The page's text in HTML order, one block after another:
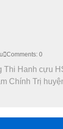
Comments: 0
Hanh cựu
Chính Trị